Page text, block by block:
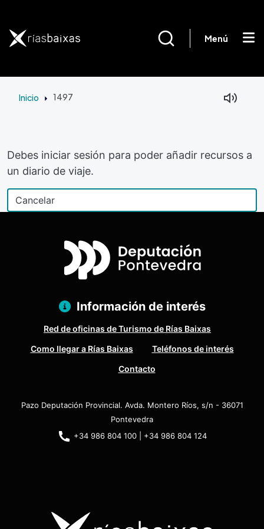
Menú
Inicio 1497
Debes iniciar sesión para poder añadir recursos a
un diario de viaje.
Información de interés
Red de oficinas de Turismo de Rías Baixas
Como llegar a Rías Baixas
Teléfonos de interés
Contacto
Pazo Deputación Provincial. Avda. Montero Ríos, s/n - 36071
Pontevedra
+34 986 804 100 | +34 986 804 124